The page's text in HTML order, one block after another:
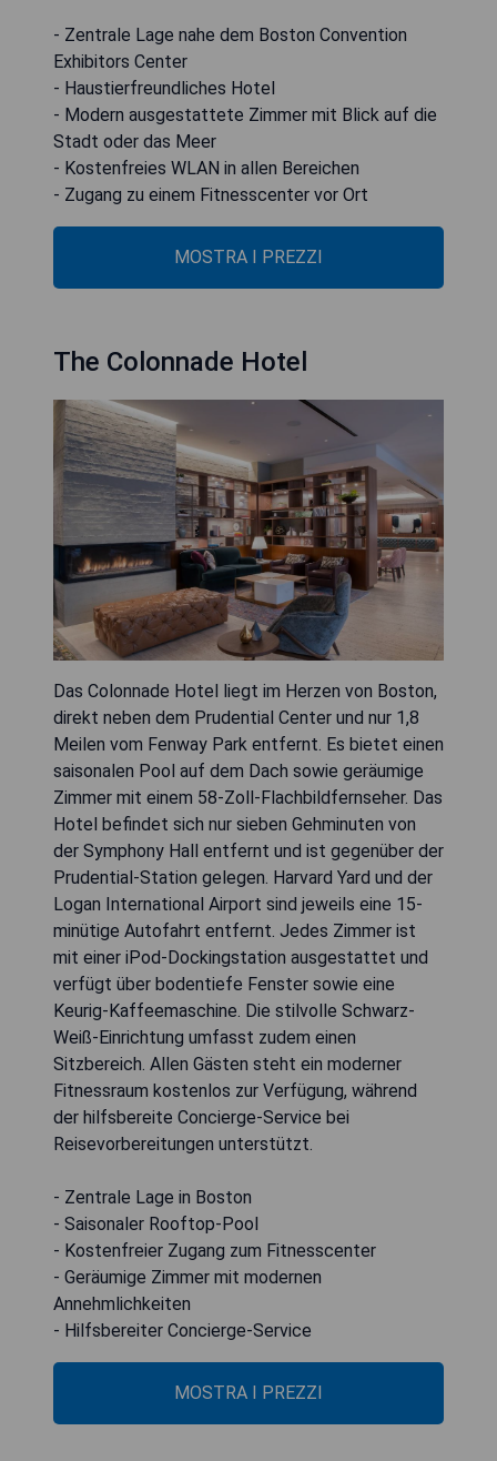
- Zentrale Lage nahe dem Boston Convention
Exhibitors Center
- Haustierfreundliches Hotel
- Modern ausgestattete Zimmer mit Blick auf die
Stadt oder das Meer
- Kostenfreies WLAN in allen Bereichen
- Zugang zu einem Fitnesscenter vor Ort
MOSTRA I PREZZI
The Colonnade Hotel
Das Colonnade Hotel liegt im Herzen von Boston,
direkt neben dem Prudential Center und nur 1,8
Meilen vom Fenway Park entfernt. Es bietet einen
saisonalen Pool auf dem Dach sowie geräumige
Zimmer mit einem 58-Zoll-Flachbildfernseher. Das
Hotel befindet sich nur sieben Gehminuten von
der Symphony Hall entfernt und ist gegenüber der
Prudential-Station gelegen. Harvard Yard und der
Logan International Airport sind jeweils eine 15-
minütige Autofahrt entfernt. Jedes Zimmer ist
mit einer iPod-Dockingstation ausgestattet und
verfügt über bodentiefe Fenster sowie eine
Keurig-Kaffeemaschine. Die stilvolle Schwarz-
Weiß-Einrichtung umfasst zudem einen
Sitzbereich. Allen Gästen steht ein moderner
Fitnessraum kostenlos zur Verfügung, während
der hilfsbereite Concierge-Service bei
Reisevorbereitungen unterstützt.
- Zentrale Lage in Boston
- Saisonaler Rooftop-Pool
- Kostenfreier Zugang zum Fitnesscenter
- Geräumige Zimmer mit modernen
Annehmlichkeiten
- Hilfsbereiter Concierge-Service
MOSTRA I PREZZI